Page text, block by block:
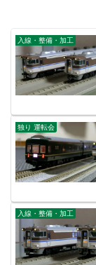
入線・整備・加工
独り 運転会
入線・整備・加工